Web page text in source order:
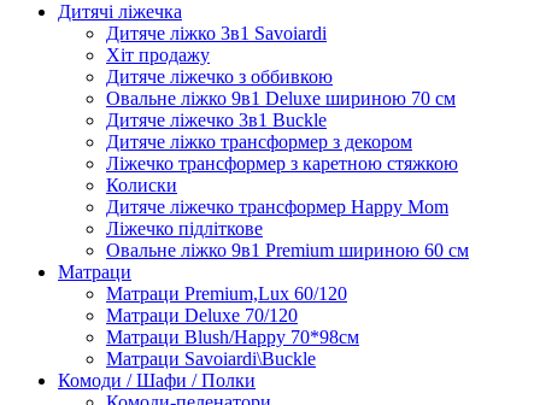
Дитячі ліжечка
Дитяче ліжко 3в1 Savoiardi
Хіт продажу
Дитяче ліжечко з оббивкою
Овальне ліжко 9в1 Deluxe шириною 70 см
Дитяче ліжечко 3в1 Buckle
Дитяче ліжко трансформер з декором
Ліжечко трансформер з каретною стяжкою
Колиски
Дитяче ліжечко трансформер Happy Mom
Ліжечко підліткове
Овальне ліжко 9в1 Premium шириною 60 см
Матраци
Матраци Premium,Lux 60/120
Матраци Deluxe 70/120
Матраци Blush/Happy 70*98см
Матраци Savoiardi\Buckle
Комоди / Шафи / Полки